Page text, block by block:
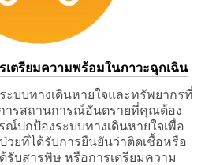
ตรียมความพร้อมในภาวะฉุกเฉิน
บบทางเดินหายใจและทรัพยากรที่
ารสถานการณ์อันตรายที่คุณต้อง
ปกป้องระบบทางเดินหายใจเพื่อ
ยที่ได้รับการยืนยันว่าติดเชื้อหรือ
รับสารพิษ หรือการเตรียมความ